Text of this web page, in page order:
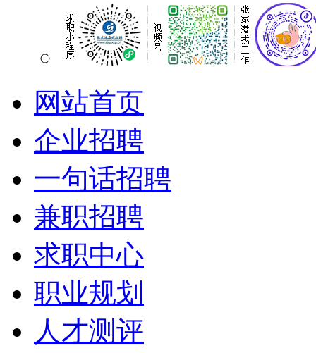
网站首页
企业招聘
一句话招聘
兼职招聘
求职中心
职业规划
人才测评